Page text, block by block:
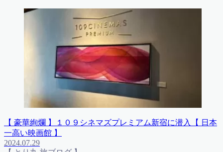
【 豪華絢爛 】１０９シネマズプレミアム新宿に潜入【 日本
一高い映画館 】
2024.07.29